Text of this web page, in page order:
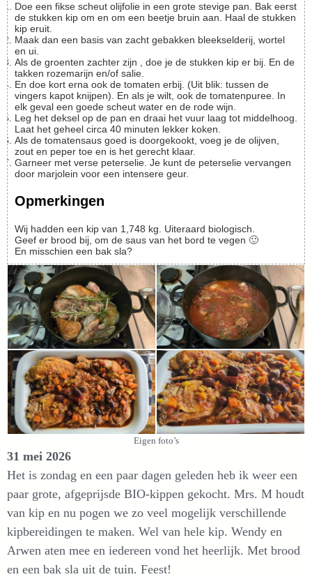
Doe een fikse scheut olijfolie in een grote stevige pan. Bak eerst
de stukken kip om en om een beetje bruin aan. Haal de stukken
kip eruit.
Maak dan een basis van zacht gebakken bleekselderij, wortel
en ui.
Als de groenten zachter zijn , doe je de stukken kip er bij. En de
takken rozemarijn en/of salie.
En doe kort erna ook de tomaten erbij. (Uit blik: tussen de
vingers kapot knijpen). En als je wilt, ook de tomatenpuree. In
elk geval een goede scheut water en de rode wijn.
Leg het deksel op de pan en draai het vuur laag tot middelhoog.
Laat het geheel circa 40 minuten lekker koken.
Als de tomatensaus goed is doorgekookt, voeg je de olijven,
zout en peper toe en is het gerecht klaar.
Garneer met verse peterselie. Je kunt de peterselie vervangen
door marjolein voor een intensere geur.
Opmerkingen
Wij hadden een kip van 1,748 kg. Uiteraard biologisch.
Geef er brood bij, om de saus van het bord te vegen 🙂
En misschien een bak sla?
Eigen foto’s
31 mei 2026
Het is zondag en een paar dagen geleden heb ik weer een
paar grote, afgeprijsde BIO-kippen gekocht. Mrs. M houdt
van kip en nu pogen we zo veel mogelijk verschillende
kipbereidingen te maken. Wel van hele kip. Wendy en
Arwen aten mee en iedereen vond het heerlijk. Met brood
en een bak sla uit de tuin. Feest!